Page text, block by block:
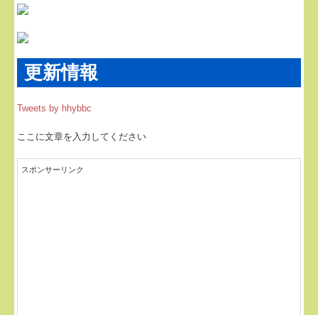
更新情報
Tweets by hhybbc
ここに文章を入力してください
スポンサーリンク